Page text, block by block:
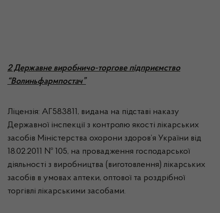
2 Державне виробничо-торгове підприємство
“Волиньфармпостач”
Ліцензія: АГ583811, видана на підставі наказу
Державної інспекції з контролю якості лікарських
засобів Міністерства охорони здоров’я України від
18.02.2011 № 105, на провадження господарської
діяльності з виробництва (виготовлення) лікарських
засобів в умовах аптеки, оптової та роздрібної
торгівлі лікарськими засобами.